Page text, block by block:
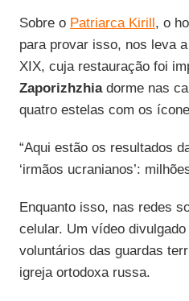
Sobre o Patriarca Kirill, o
para provar isso, nos leva
XIX, cuja restauração foi
Zaporizhzhiadorme nas
quatro estelas com os
“Aqui estão os resultados
‘irmãos ucranianos’:
Enquanto isso, nas redes
celular. Um vídeo
voluntários das guardas
igreja ortodoxa russa.